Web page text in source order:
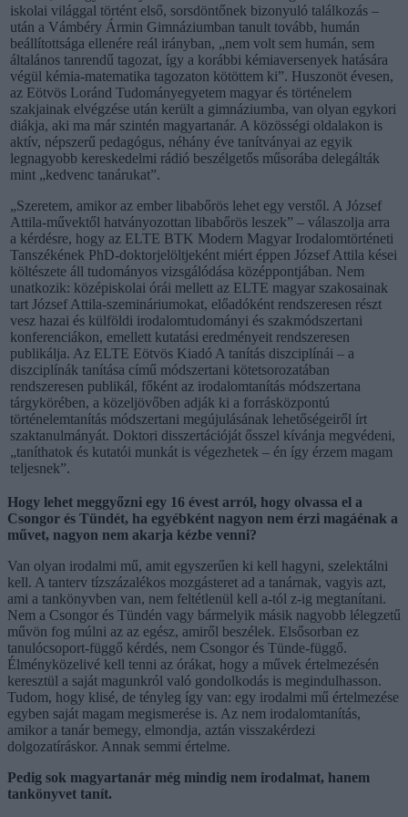
iskolai világgal történt első, sorsdöntőnek bizonyuló találkozás –
után a Vámbéry Ármin Gimnáziumban tanult tovább, humán
beállítottsága ellenére reál irányban, „nem volt sem humán, sem
általános tanrendű tagozat, így a korábbi kémiaversenyek hatására
végül kémia-matematika tagozaton kötöttem ki”. Huszonöt évesen,
az Eötvös Loránd Tudományegyetem magyar és történelem
szakjainak elvégzése után került a gimnáziumba, van olyan egykori
diákja, aki ma már szintén magyartanár. A közösségi oldalakon is
aktív, népszerű pedagógus, néhány éve tanítványai az egyik
legnagyobb kereskedelmi rádió beszélgetős műsorába delegálták
mint „kedvenc tanárukat”.
„Szeretem, amikor az ember libabőrös lehet egy verstől. A József
Attila-művektől hatványozottan libabőrös leszek” – válaszolja arra
a kérdésre, hogy az ELTE BTK Modern Magyar Irodalomtörténeti
Tanszékének PhD-doktorjelöltjeként miért éppen József Attila kései
költészete áll tudományos vizsgálódása középpontjában. Nem
unatkozik: középiskolai órái mellett az ELTE magyar szakosainak
tart József Attila-szemináriumokat, előadóként rendszeresen részt
vesz hazai és külföldi irodalomtudományi és szakmódszertani
konferenciákon, emellett kutatási eredményeit rendszeresen
publikálja. Az ELTE Eötvös Kiadó A tanítás diszciplínái – a
diszciplínák tanítása című módszertani kötetsorozatában
rendszeresen publikál, főként az irodalomtanítás módszertana
tárgykörében, a közeljövőben adják ki a forrásközpontú
történelemtanítás módszertani megújulásának lehetőségeiről írt
szaktanulmányát. Doktori disszertációját ősszel kívánja megvédeni,
„taníthatok és kutatói munkát is végezhetek – én így érzem magam
teljesnek”.
Hogy lehet meggyőzni egy 16 évest arról, hogy olvassa el a
Csongor és Tündét, ha egyébként nagyon nem érzi magáénak a
művet, nagyon nem akarja kézbe venni?
Van olyan irodalmi mű, amit egyszerűen ki kell hagyni, szelektálni
kell. A tanterv tízszázalékos mozgásteret ad a tanárnak, vagyis azt,
ami a tankönyvben van, nem feltétlenül kell a-tól z-ig megtanítani.
Nem a Csongor és Tündén vagy bármelyik másik nagyobb lélegzetű
művön fog múlni az az egész, amiről beszélek. Elsősorban ez
tanulócsoport-függő kérdés, nem Csongor és Tünde-függő.
Élményközelivé kell tenni az órákat, hogy a művek értelmezésén
keresztül a saját magunkról való gondolkodás is megindulhasson.
Tudom, hogy klisé, de tényleg így van: egy irodalmi mű értelmezése
egyben saját magam megismerése is. Az nem irodalomtanítás,
amikor a tanár bemegy, elmondja, aztán visszakérdezi
dolgozatíráskor. Annak semmi értelme.
Pedig sok magyartanár még mindig nem irodalmat, hanem
tankönyvet tanít.